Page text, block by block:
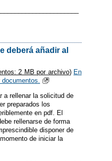
deberá añadir al
2 MB por archivo) En
a rellenar la solicitud de
preparados los
en pdf. El
rellenarse de forma
disponer de
de iniciar la